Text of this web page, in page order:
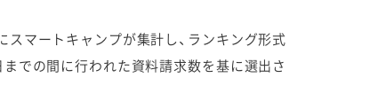
スマートキャンプが集計し、ランキング形式
での間に行われた資料請求数を基に選出さ